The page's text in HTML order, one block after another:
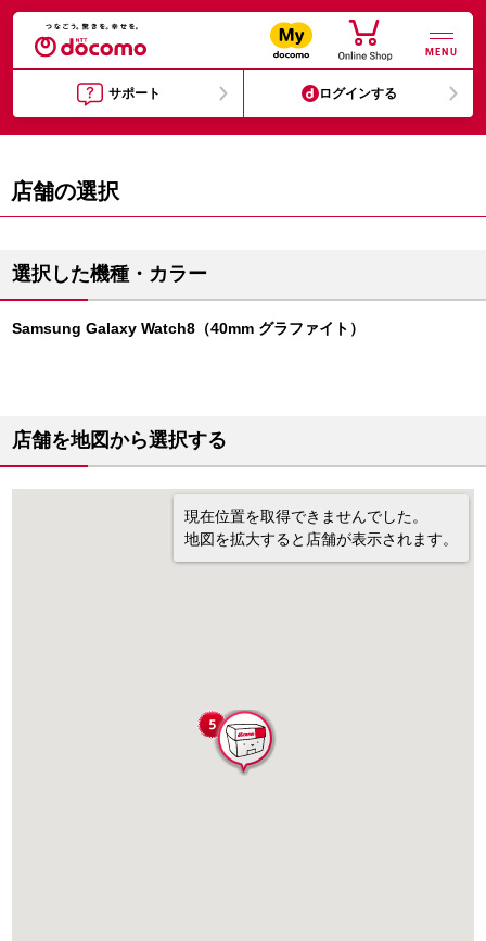
MENU
サポート ログインする
店舗の選択
選択した機種・カラー
Samsung Galaxy Watch8（40mm グラファイト）
店舗を地図から選択する
現在位置を取得できませんでした。
地図を拡大すると店舗が表示されます。